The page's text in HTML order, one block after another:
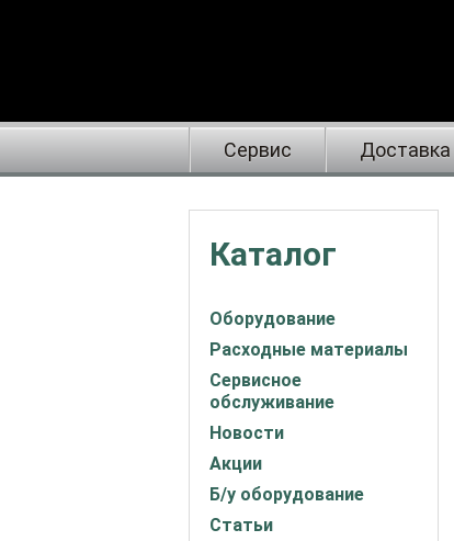
Сервис Доставка
Каталог
Оборудование
Расходные материалы
Сервисное
обслуживание
Новости
Акции
Б/у оборудование
Статьи